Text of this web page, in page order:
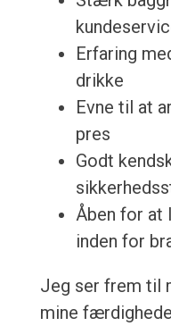
Erfaring
drikke
Evne til at
pres
Godt
Åben for at
inden for
Jeg ser frem til
mine